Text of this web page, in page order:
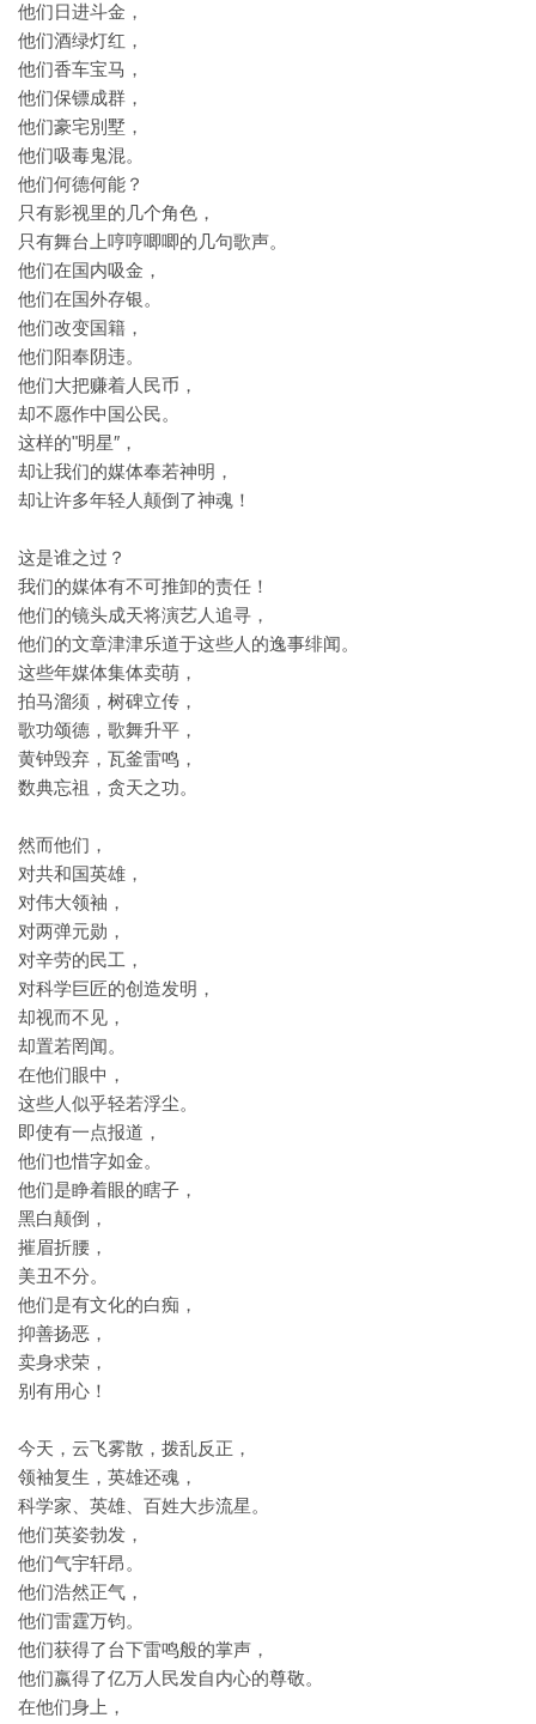
他们日进斗金，
他们酒绿灯红，
他们香车宝马，
他们保镖成群，
他们豪宅別墅，
他们吸毒鬼混。
他们何德何能？
只有影视里的几个角色，
只有舞台上哼哼唧唧的几句歌声。
他们在国内吸金，
他们在国外存银。
他们改变国籍，
他们阳奉阴违。
他们大把赚着人民币，
却不愿作中国公民。
这样的"明星″，
却让我们的媒体奉若神明，
却让许多年轻人颠倒了神魂！
这是谁之过？
我们的媒体有不可推卸的责任！
他们的镜头成天将演艺人追寻，
他们的文章津津乐道于这些人的逸事绯闻。
这些年媒体集体卖萌，
拍马溜须，树碑立传，
歌功颂德，歌舞升平，
黄钟毁弃，瓦釜雷鸣，
数典忘祖，贪天之功。
然而他们，
对共和国英雄，
对伟大领袖，
对两弹元勋，
对辛劳的民工，
对科学巨匠的创造发明，
却视而不见，
却置若罔闻。
在他们眼中，
这些人似乎轻若浮尘。
即使有一点报道，
他们也惜字如金。
他们是睁着眼的瞎子，
黑白颠倒，
摧眉折腰，
美丑不分。
他们是有文化的白痴，
抑善扬恶，
卖身求荣，
别有用心！
今天，云飞雾散，拨乱反正，
领袖复生，英雄还魂，
科学家、英雄、百姓大步流星。
他们英姿勃发，
他们气宇轩昂。
他们浩然正气，
他们雷霆万钧。
他们获得了台下雷鸣般的掌声，
他们嬴得了亿万人民发自内心的尊敬。
在他们身上，